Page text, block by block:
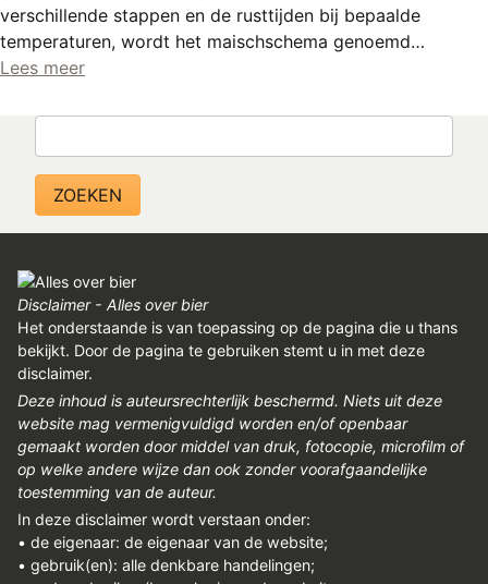
Topmenu
PERS/PUBLICATIES
LINKS
verschillende stappen en de rusttijden bij bepaalde
temperaturen, wordt het maischschema genoemd…
Lees meer
Disclaimer - Alles over bier
Het onderstaande is van toepassing op de pagina die u thans
bekijkt. Door de pagina te gebruiken stemt u in met deze
disclaimer.
Deze inhoud is auteursrechterlijk beschermd. Niets uit deze
website mag vermenigvuldigd worden en/of openbaar
gemaakt worden door middel van druk, fotocopie, microfilm of
op welke andere wijze dan ook zonder voorafgaandelijke
toestemming van de auteur.
In deze disclaimer wordt verstaan onder:
• de eigenaar: de eigenaar van de website;
• gebruik(en): alle denkbare handelingen;